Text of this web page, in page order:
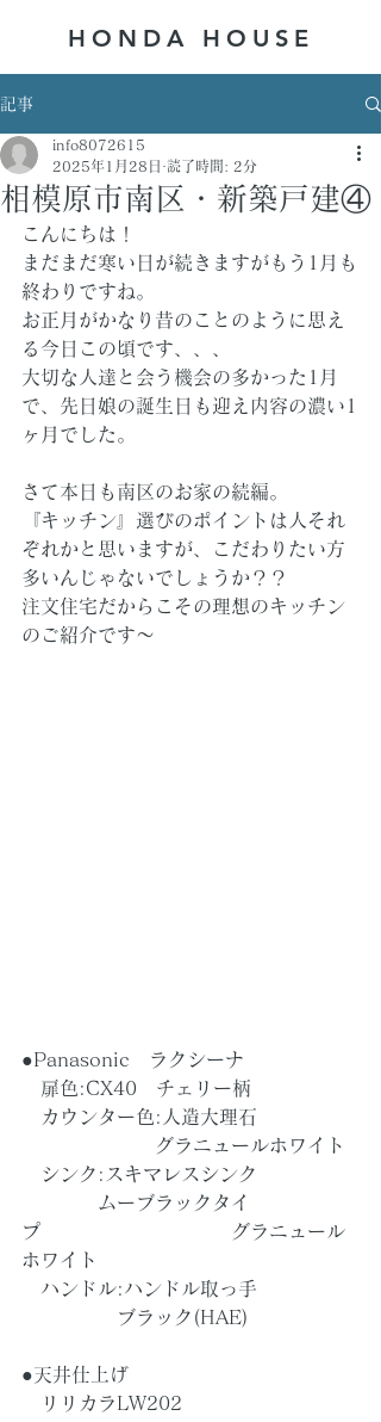
HONDA ​HOUSE
記事
相模原市南区・新築戸建④
info8072615
2025年1月28日
読了時間: 2分
こんにちは！
まだまだ寒い日が続きますがもう1月も
終わりですね。
お正月がかなり昔のことのように思え
る今日この頃です、、、
大切な人達と会う機会の多かった1月
で、先日娘の誕生日も迎え内容の濃い1
ヶ月でした。
さて本日も南区のお家の続編。
『キッチン』選びのポイントは人それ
ぞれかと思いますが、こだわりたい方
多いんじゃないでしょうか？？
注文住宅だからこその理想のキッチン
のご紹介です～
●Panasonic　ラクシーナ
扉色:CX40　チェリー柄
カウンター色:人造大理石
グラニュールホワイト
シンク:スキマレスシンク
ムーブラックタイ
プ　　　　　　　　　　グラニュール
ホワイト
ハンドル:ハンドル取っ手
ブラック(HAE)
●天井仕上げ
リリカラLW202